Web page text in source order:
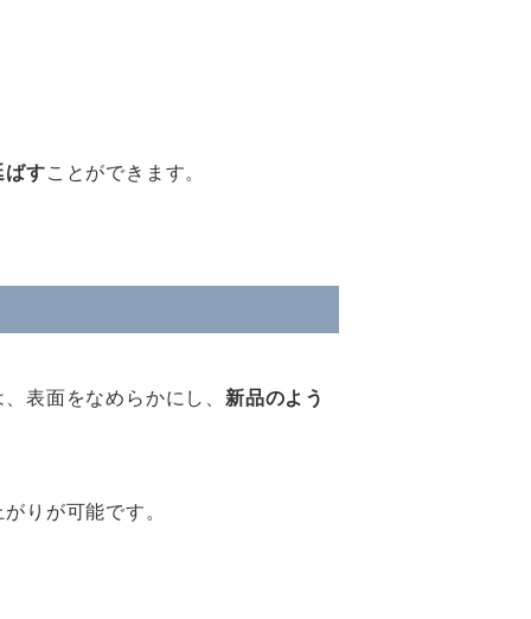
ばすことができます。
表面をなめらかにし、 新品のよう
りが可能です。